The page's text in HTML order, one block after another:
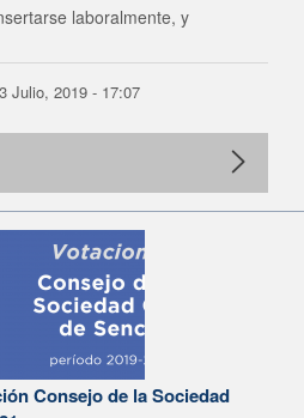
laboralmente, y
Julio, 2019 - 17:07
Consejo de la Sociedad